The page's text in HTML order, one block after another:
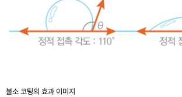
불소 코팅의 효과 이미지